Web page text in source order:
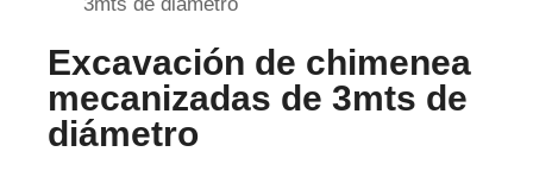
Excavación de chimenea
mecanizadas de 3mts de
diámetro